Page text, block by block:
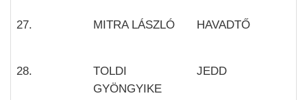
27. MITRA LÁSZLÓ HAVADTŐ
28.
TOLDI
GYÖNGYIKE
JEDD